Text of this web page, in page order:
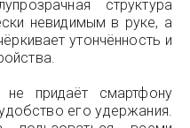
структура
невидимым в руке, а
утончённость и
не придаёт смартфону
его удержания.